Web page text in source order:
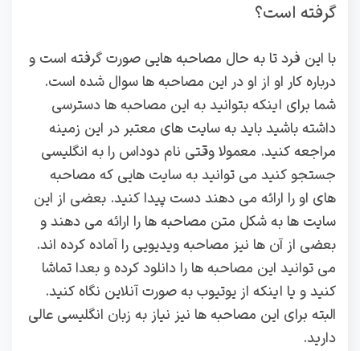
گرفته است؟
با این فرد تا به حال مصاحبه هایی صورت گرفته است و
درباره کار او از او در این مصاحبه ها سوال شده است.
شما برای اینکه بتوانید به این مصاحبه ها دسترسی
داشته باشید باید به سایت های معتبر در این زمینه
مراجعه کنید. معمولا وقتی نام دوداس را به انگلیسی
جستجو کنید می توانید به سایت هایی که مصاحبه
های او را ارائه می دهند دست پیدا کنید. بعضی از این
سایت ها به شکل متن مصاحبه ها را ارائه می دهند و
بعضی از آن ها نیز مصاحبه ویدیویی را آماده کرده اند.
می توانید این مصاحبه ها را دانلود کرده و بعدا تماشا
کنید و یا اینکه از یوتیوب به صورت آنلاین نگاه کنید.
البته برای این مصاحبه ها نیز نیاز به زبان انگلیسی عالی
دارید.